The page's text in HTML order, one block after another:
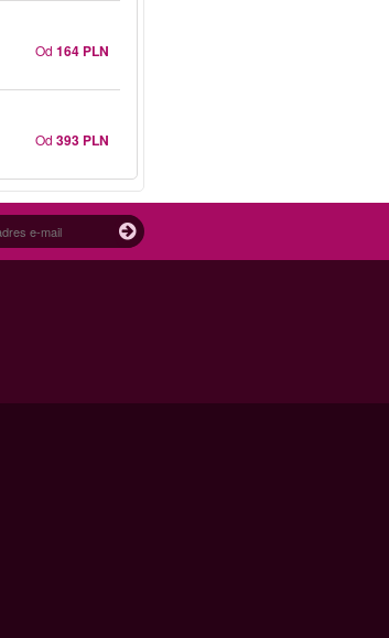
Od 164 PLN
Od 393 PLN